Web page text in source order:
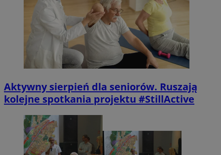
Aktywny sierpień dla seniorów. Ruszają
kolejne spotkania projektu #StillActive